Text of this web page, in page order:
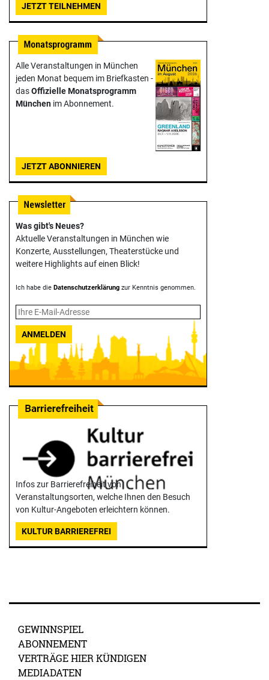
JETZT TEILNEHMEN
Alle Veranstaltungen in München
jeden Monat bequem im Briefkasten -
dasOffizielle Monats­programm
München im Abonnement.
JETZT ABONNIEREN
Was gibt's Neues?
Aktuelle Veranstaltungen in München wie
Konzerte, Ausstellungen, Theater­stücke und
weitere Highlights auf einen Blick!
Ich habe die Datenschutzerklärung zur Kenntnis genommen.
ANMELDEN
Infos zur Barrierefreiheit von
Veranstaltungsorten, welche Ihnen den Besuch
von Kultur-Angeboten erleichtern können.
KULTUR BARRIEREFREI
GEWINNSPIEL
ABONNEMENT
VERTRÄGE HIER KÜNDIGEN
MEDIADATEN